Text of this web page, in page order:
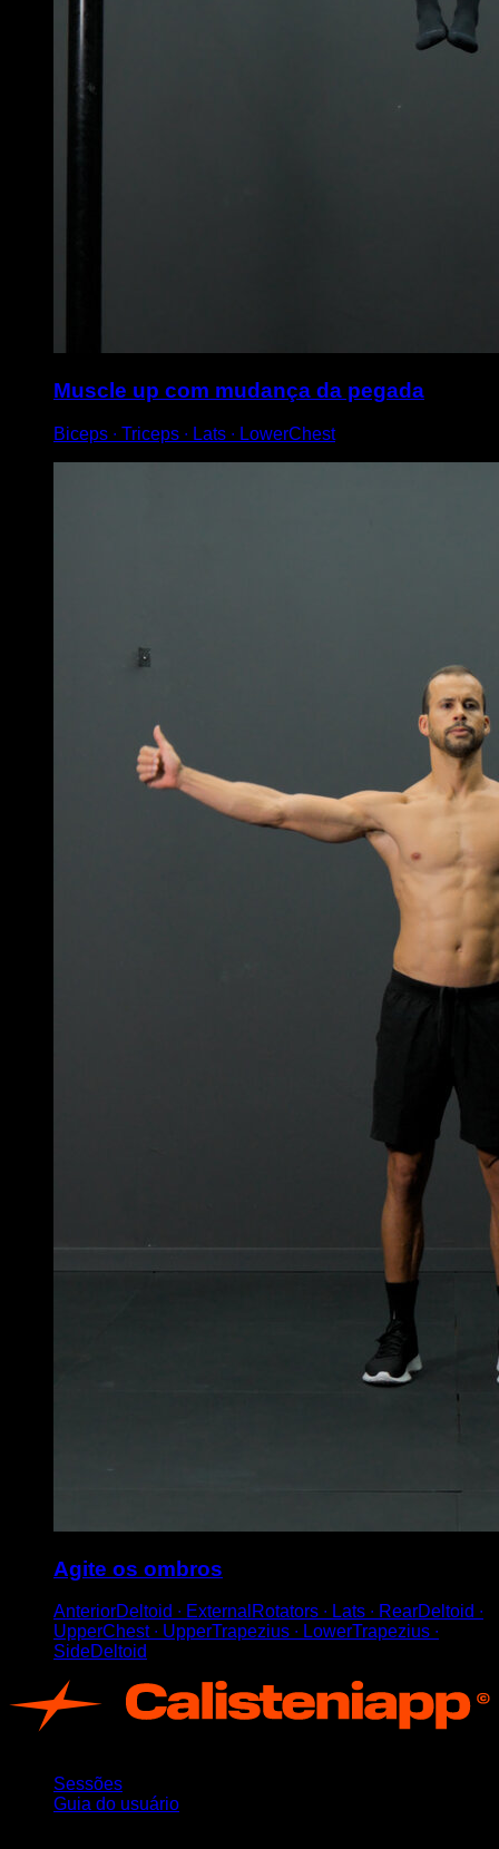
Muscle up com mudança da pegada
Biceps ∙ Triceps ∙ Lats ∙ LowerChest
Agite os ombros
AnteriorDeltoid ∙ ExternalRotators ∙ Lats ∙ RearDeltoid ∙
UpperChest ∙ UpperTrapezius ∙ LowerTrapezius ∙
SideDeltoid
Sessões
Guia do usuário